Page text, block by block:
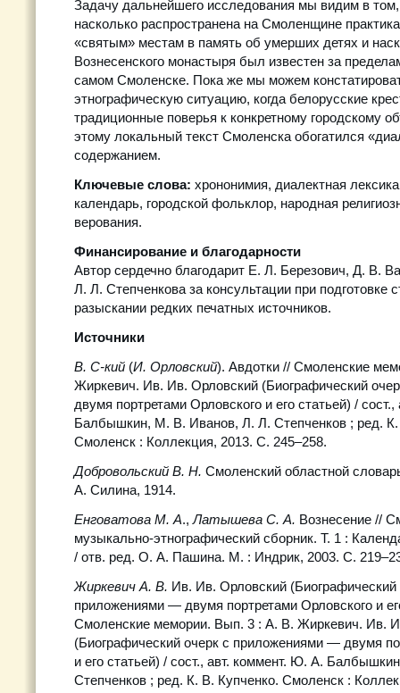
Задачу дальнейшего исследования мы видим в
насколько распространена на Смоленщине
«святым» местам в память об умерших детях и
Вознесенского монастыря был известен за
самом Смоленске. Пока же мы можем
этнографическую ситуацию, когда белорусские
традиционные поверья к конкретному городскому
этому локальный текст Смоленска обогатился
содержанием.
Ключевые слова: хрононимия, диалектная
календарь, городской фольклор, народная
верования.
Финансирование и благодарности
Автор сердечно благодарит Е. Л. Березович, Д. В.
Л. Л. Степченкова за консультации при подготовке
разыскании редких печатных источников.
Источники
В. С-кий (И. Орловский). Авдотки // Смоленские
Жиркевич. Ив. Ив. Орловский (Биографический
двумя портретами Орловского и его статьей) /
Балбышкин, М. В. Иванов, Л. Л. Степченков ; ред. К.
Смоленск : Коллекция, 2013. С. 245–258.
Добровольский В. Н. Смоленский областной
А. Силина, 1914.
Енговатова М. А.,Латышева С. А. Вознесение //
музыкально-этнографический сборник. Т. 1 :
/ отв. ред. О. А. Пашина. М. : Индрик, 2003. С.
Жиркевич А. В. Ив. Ив. Орловский (Биографический
приложениями — двумя портретами Орловского и
Смоленские мемории. Вып. 3 : А. В. Жиркевич. Ив.
(Биографический очерк с приложениями — двумя
и его статьей) / сост., авт. коммент. Ю. А.
Степченков ; ред. К. В. Купченко. Смоленск :